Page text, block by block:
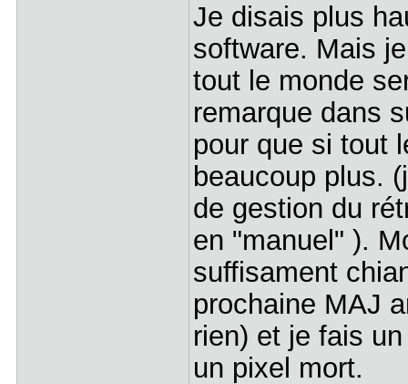
Je disais plus
software. Mais
tout le monde
remarque dans
pour que si tout
beaucoup plus.
de gestion du
en "manuel" ).
suffisament
prochaine MAJ
rien) et je fais
un pixel mort.